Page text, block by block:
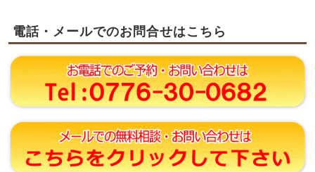
電話・メールでのお問合せはこちら